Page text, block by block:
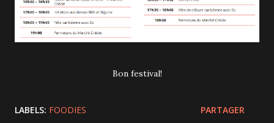
Bon festival!
LABELS: FOODIES PARTAGER